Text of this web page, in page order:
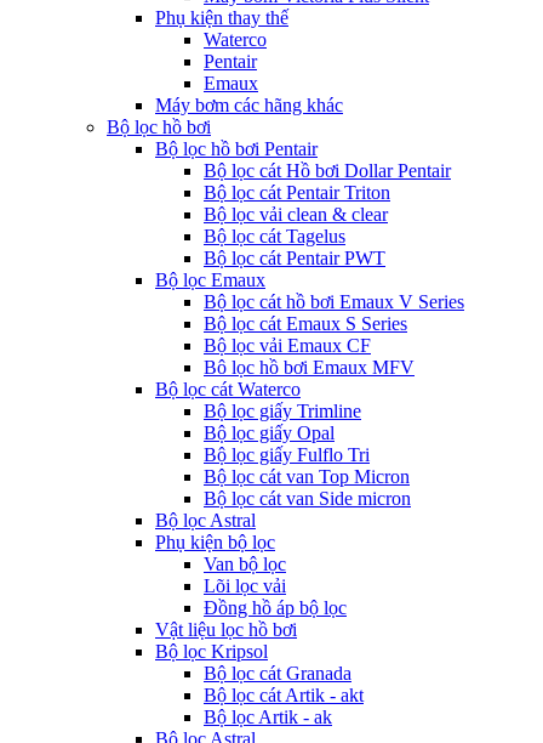
Phụ kiện thay thế
Waterco
Pentair
Emaux
Máy bơm các hãng khác
Bộ lọc hồ bơi
Bộ lọc hồ bơi Pentair
Bộ lọc cát Hồ bơi Dollar Pentair
Bộ lọc cát Pentair Triton
Bộ lọc vải clean & clear
Bộ lọc cát Tagelus
Bộ lọc cát Pentair PWT
Bộ lọc Emaux
Bộ lọc cát hồ bơi Emaux V Series
Bộ lọc cát Emaux S Series
Bộ lọc vải Emaux CF
Bô lọc hồ bơi Emaux MFV
Bộ lọc cát Waterco
Bộ lọc giấy Trimline
Bộ lọc giấy Opal
Bộ lọc giấy Fulflo Tri
Bộ lọc cát van Top Micron
Bộ lọc cát van Side micron
Bộ lọc Astral
Phụ kiện bộ lọc
Van bộ lọc
Lõi lọc vải
Đồng hồ áp bộ lọc
Vật liệu lọc hồ bơi
Bộ lọc Kripsol
Bộ lọc cát Granada
Bộ lọc cát Artik - akt
Bộ lọc Artik - ak
Bộ lọc Astral